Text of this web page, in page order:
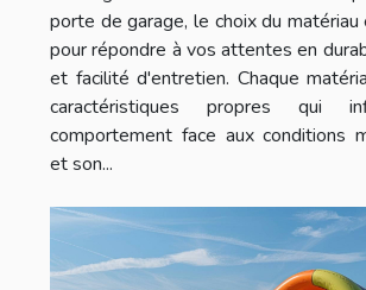
porte de garage, le choix du
pour répondre à vos attentes en
et facilité d'entretien. Chaque
caractéristiques propres qui
comportement face aux conditions
et son...